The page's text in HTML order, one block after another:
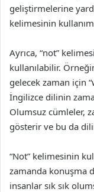
geliştirmelerine
kelimesinin
Ayrıca, “not”
kullanılabilir.
gelecek zaman için
İngilizce dilinin
Olumsuz cümleler,
gösterir ve bu da
“Not” kelimesinin
zamanda konuşma
insanlar sık sık